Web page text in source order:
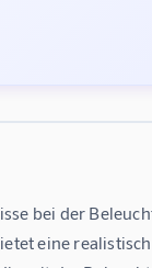
bei der
eine